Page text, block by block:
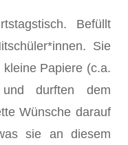
Befüllt
Sie
Papiere (c.a.
durften dem
Wünsche darauf
sie an diesem